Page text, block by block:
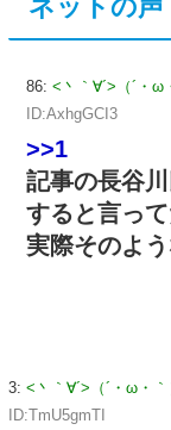
ネットの声
86: <丶｀∀´>（´・
ID:AxhgGCI3
>>1
記事の長谷
すると言っ
実際そのよ
3: <丶｀∀´>（´・ω・
ID:TmU5gmTI